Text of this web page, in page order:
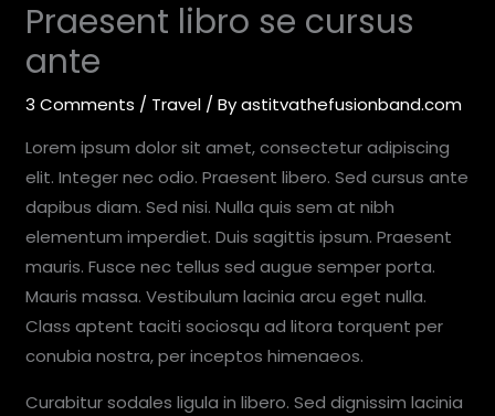
Praesent libro se cursus
ante
3 Comments / Travel / Byastitvathefusionband.com
Lorem ipsum dolor sit amet, consectetur adipiscing
elit. Integer nec odio. Praesent libero. Sed cursus ante
dapibus diam. Sed nisi. Nulla quis sem at nibh
elementum imperdiet. Duis sagittis ipsum. Praesent
mauris. Fusce nec tellus sed augue semper porta.
Mauris massa. Vestibulum lacinia arcu eget nulla.
Class aptent taciti sociosqu ad litora torquent per
conubia nostra, per inceptos himenaeos.
Curabitur sodales ligula in libero. Sed dignissim lacinia